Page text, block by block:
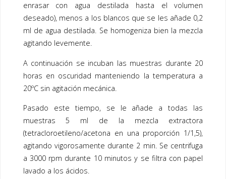
enrasar con agua destilada hasta el volumen
deseado), menos a los blancos que se les añade 0,2
ml de agua destilada. Se homogeniza bien la mezcla
agitando levemente.
A continuación se incuban las muestras durante 20
horas en oscuridad manteniendo la temperatura a
20ºC sin agitación mecánica.
Pasado este tiempo, se le añade a todas las
muestras 5 ml de la mezcla extractora
(tetracloroetileno/acetona en una proporción 1/1,5),
agitando vigorosamente durante 2 min. Se centrifuga
a 3000 rpm durante 10 minutos y se filtra con papel
lavado a los ácidos.